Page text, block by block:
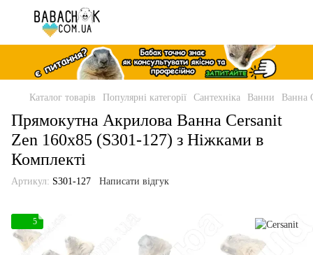
Каталог товарів Популярні категорії Сантехніка Ванни Ванна
Прямокутна Акрилова Ванна Cersanit
Zen 160x85 (S301-127) з Ніжками в
Комплекті
Артикул: S301-127 Написати відгук
5